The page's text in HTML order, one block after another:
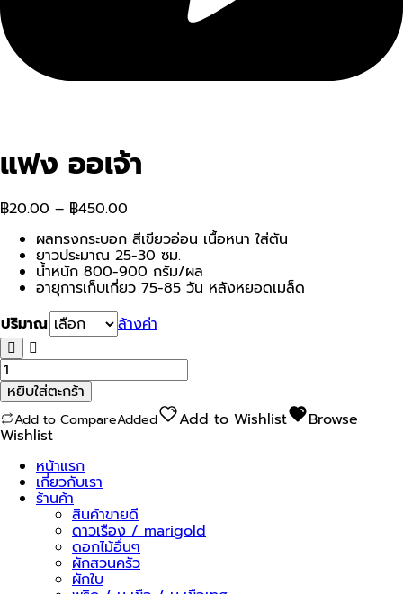
แฟง ออเจ้า
฿20.00 – ฿450.00
ผลทรงกระบอก สีเขียวอ่อน เนื้อหนา ใส่ตัน
ยาวประมาณ 25-30 ซม.
น้ำหนัก 800-900 กรัม/ผล
อายุการเก็บเกี่ยว 75-85 วัน หลังหยอดเมล็ด
ปริมาณ
ล้างค่า
จำนวน
แฟง
ออ
เจ้า
ชิ้น
หยิบใส่ตะกร้า
Add to CompareAdded Add to Wishlist Browse
Wishlist
หน้าแรก
เกี่ยวกับเรา
ร้านค้า
สินค้าขายดี
ดาวเรือง / marigold
ดอกไม้อื่นๆ
ผักสวนครัว
ผักใบ